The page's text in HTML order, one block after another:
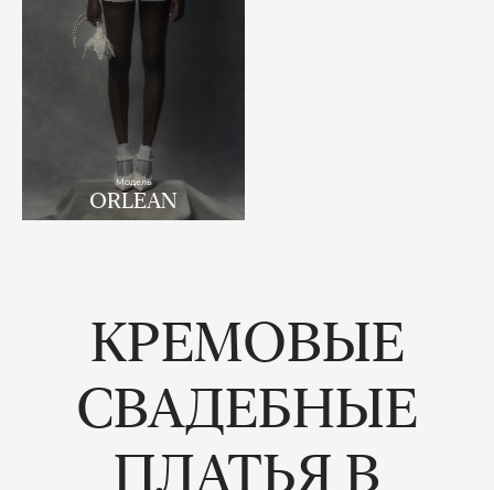
Модель
ORLEAN
КРЕМОВЫЕ
СВАДЕБНЫЕ
ПЛАТЬЯ В